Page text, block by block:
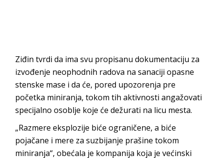
Ziđin tvrdi da ima svu propisanu dokumentaciju za
izvođenje neophodnih radova na sanaciji opasne
stenske mase i da će, pored upozorenja pre
početka miniranja, tokom tih aktivnosti angažovati
specijalno osoblje koje će dežurati na licu mesta.
„Razmere eksplozije biće ograničene, a biće
pojačane i mere za suzbijanje prašine tokom
miniranja“, obećala je kompanija koja je većinski